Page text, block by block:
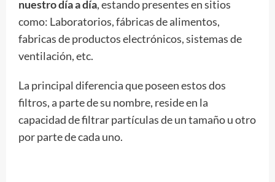
nuestro día a día, estando presentes en sitios
como: Laboratorios, fábricas de alimentos,
fabricas de productos electrónicos, sistemas de
ventilación, etc.
La principal diferencia que poseen estos dos
filtros, a parte de su nombre, reside en la
capacidad de filtrar partículas de un tamaño u otro
por parte de cada uno.